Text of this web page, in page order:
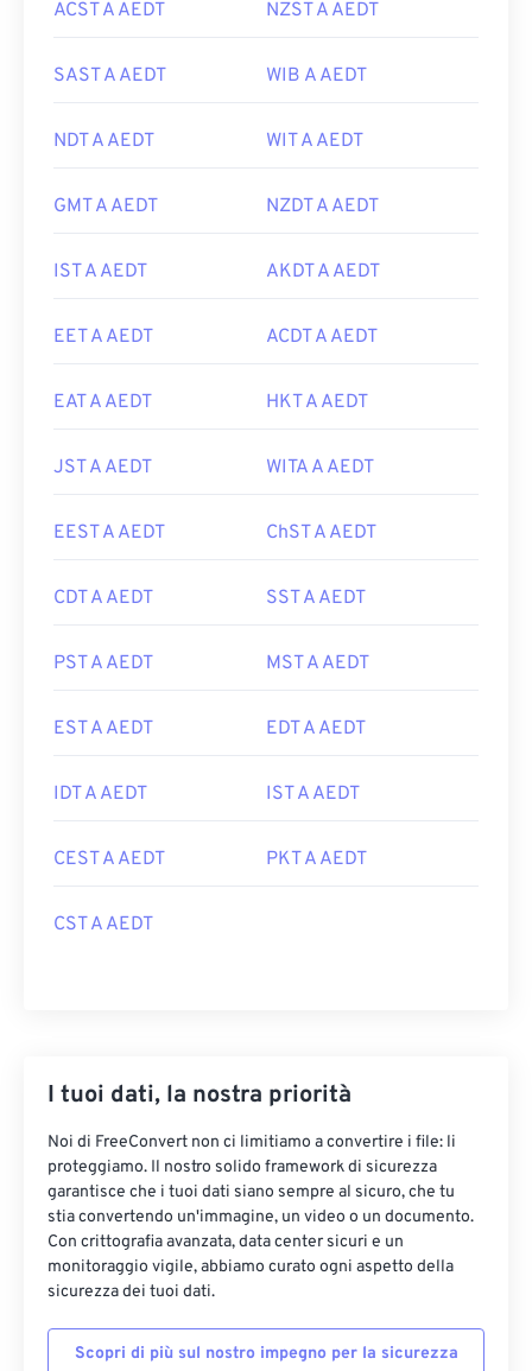
ACST A AEDT NZST A AEDT
SAST A AEDT WIB A AEDT
NDT A AEDT WIT A AEDT
GMT A AEDT NZDT A AEDT
IST A AEDT AKDT A AEDT
EET A AEDT ACDT A AEDT
EAT A AEDT HKT A AEDT
JST A AEDT WITA A AEDT
EEST A AEDT ChST A AEDT
CDT A AEDT SST A AEDT
PST A AEDT MST A AEDT
EST A AEDT EDT A AEDT
IDT A AEDT IST A AEDT
CEST A AEDT PKT A AEDT
CST A AEDT
I tuoi dati, la nostra priorità
Noi di FreeConvert non ci limitiamo a convertire i file: li
proteggiamo. Il nostro solido framework di sicurezza
garantisce che i tuoi dati siano sempre al sicuro, che tu
stia convertendo un'immagine, un video o un documento.
Con crittografia avanzata, data center sicuri e un
monitoraggio vigile, abbiamo curato ogni aspetto della
sicurezza dei tuoi dati.
Scopri di più sul nostro impegno per la sicurezza